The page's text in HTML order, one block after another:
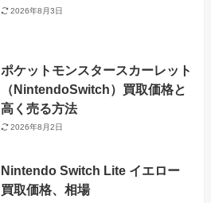
2026年8月3日
ポケットモンスタースカーレット
（NintendoSwitch）買取価格と
高く売る方法
2026年8月2日
Nintendo Switch Lite イエロー
買取価格、相場